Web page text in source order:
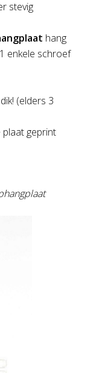
stevig
hang
enkele schroef
(elders 3
geprint